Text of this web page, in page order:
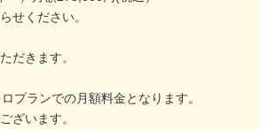
せください。
だきます。
プランでの月額料金となります。
ざいます。